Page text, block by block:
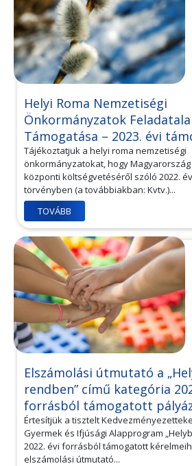
Helyi Roma Nemzetiségi
Önkormányzatok
Támogatása – 2023. évi
Tájékoztatjuk a helyi roma nemzetiségi
önkormányzatokat, hogy Magyarország
központi költségvetéséről szóló 2022.
törvényben (a továbbiakban: Kvtv.)...
TOVÁBB
Elszámolási útmutató a
rendben” című kategória
forrásból támogatott
Értesítjük a tisztelt
Gyermek és Ifjúsági Alapprogram
2022. évi forrásból támogatott
elszámolási útmutató...